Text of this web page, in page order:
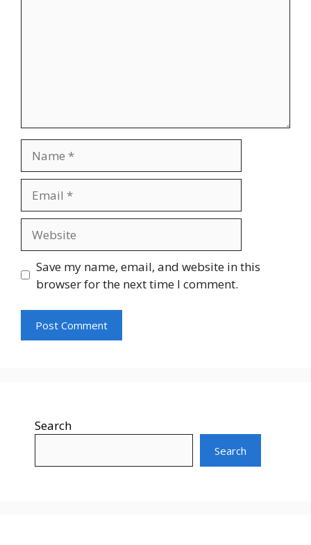
Save my name, email, and website in this
browser for the next time I comment.
Search
Search